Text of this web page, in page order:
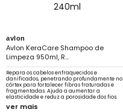
avlon
Avlon KeraCare Shampoo de
Limpeza 950ml, R...
Repara os cabelos enfraquecidos e
danificados, penetrando profundamente no
córtex para fortalecer fibras fraturadas e
fragmentadas. Ajuda a aumentar a
elasticidade e reduz a porosidade dos fios.
ver mais